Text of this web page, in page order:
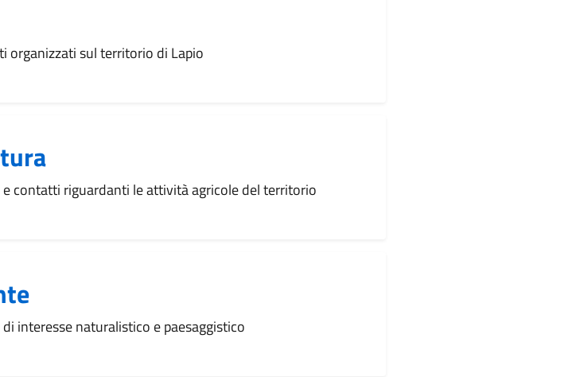
organizzati sul territorio di Lapio
contatti riguardanti le attività agricole del territorio
interesse naturalistico e paesaggistico